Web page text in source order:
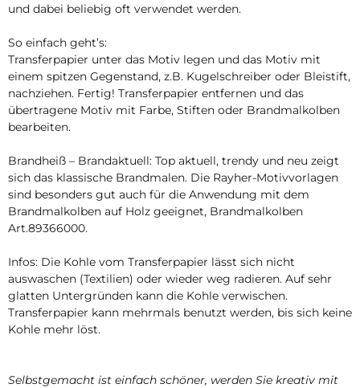
und dabei beliebig oft verwendet werden.
So einfach geht’s:
Transferpapier unter das Motiv legen und das Motiv mit
einem spitzen Gegenstand, z.B. Kugelschreiber oder Bleistift,
nachziehen. Fertig! Transferpapier entfernen und das
übertragene Motiv mit Farbe, Stiften oder Brandmalkolben
bearbeiten.
Brandheiß – Brandaktuell: Top aktuell, trendy und neu zeigt
sich das klassische Brandmalen. Die Rayher-Motivvorlagen
sind besonders gut auch für die Anwendung mit dem
Brandmalkolben auf Holz geeignet, Brandmalkolben
Art.89366000.
Infos: Die Kohle vom Transferpapier lässt sich nicht
auswaschen (Textilien) oder wieder weg radieren. Auf sehr
glatten Untergründen kann die Kohle verwischen.
Transferpapier kann mehrmals benutzt werden, bis sich keine
Kohle mehr löst.
Selbstgemacht ist einfach schöner, werden Sie kreativ mit